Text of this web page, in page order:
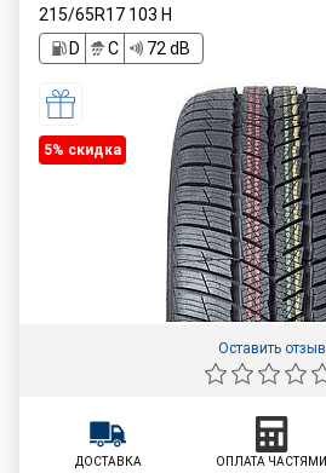
215/65R17 103 H
D
C 72 dB
5% cкидка
Оставить отзыв
ДОСТАВКА
ОПЛАТА ЧАСТЯМИ